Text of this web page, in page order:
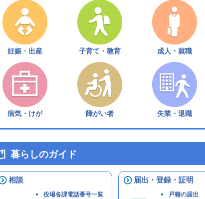
妊娠・出産 子育て・教育 成人・就職
病気・けが 障がい者 失業・退職
暮らしのガイド
相談
役場各課電話番号一覧
届出・登録・証明
戸籍の届出